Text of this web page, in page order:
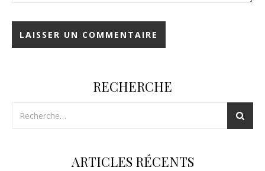
RECHERCHE
ARTICLES RÉCENTS